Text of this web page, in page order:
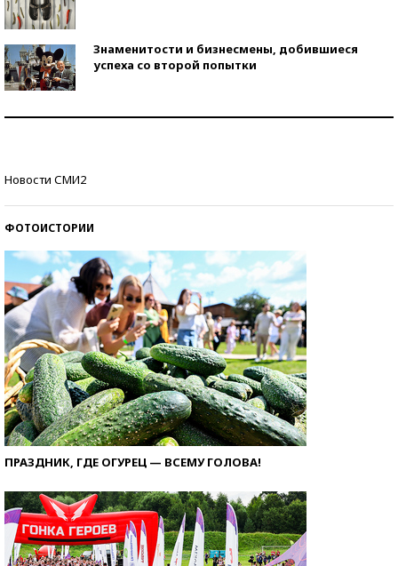
Знаменитости и бизнесмены, добившиеся
успеха со второй попытки
Новости СМИ2
ФОТОИСТОРИИ
ПРАЗДНИК, ГДЕ ОГУРЕЦ — ВСЕМУ ГОЛОВА!